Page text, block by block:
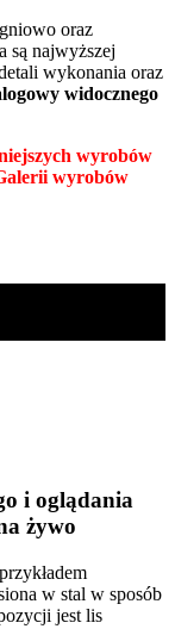
oraz
są najwyższej
wykonania oraz
widocznego
wyrobów
wyrobów
i oglądania
żywo
w stal w sposób
jest lis